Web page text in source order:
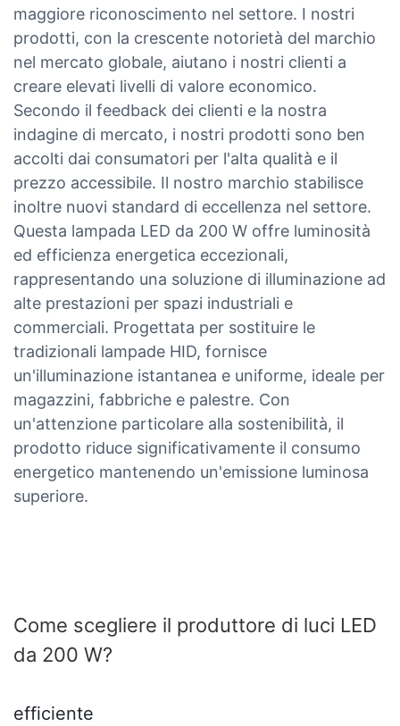
maggiore riconoscimento nel settore. I nostri
prodotti, con la crescente notorietà del marchio
nel mercato globale, aiutano i nostri clienti a
creare elevati livelli di valore economico.
Secondo il feedback dei clienti e la nostra
indagine di mercato, i nostri prodotti sono ben
accolti dai consumatori per l'alta qualità e il
prezzo accessibile. Il nostro marchio stabilisce
inoltre nuovi standard di eccellenza nel settore.
Questa lampada LED da 200 W offre luminosità
ed efficienza energetica eccezionali,
rappresentando una soluzione di illuminazione ad
alte prestazioni per spazi industriali e
commerciali. Progettata per sostituire le
tradizionali lampade HID, fornisce
un'illuminazione istantanea e uniforme, ideale per
magazzini, fabbriche e palestre. Con
un'attenzione particolare alla sostenibilità, il
prodotto riduce significativamente il consumo
energetico mantenendo un'emissione luminosa
superiore.
Come scegliere il produttore di luci LED
da 200 W?
efficiente